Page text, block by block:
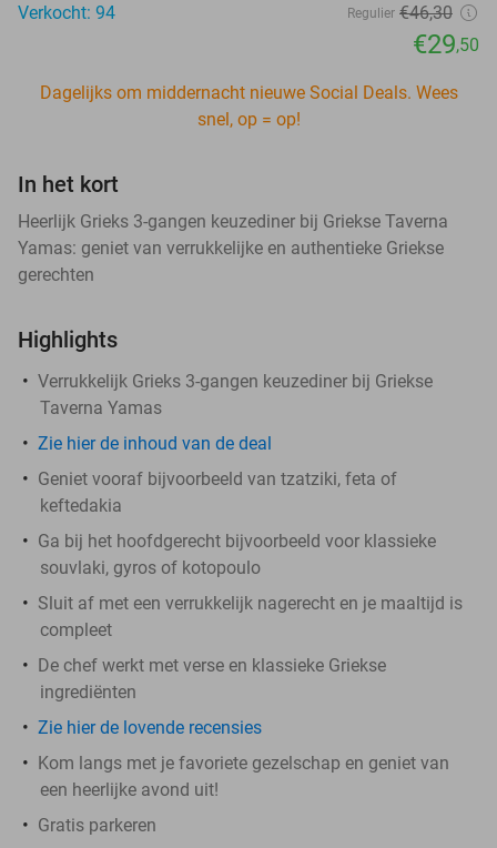
Verkocht: 94
Regulier €46,30
€29,50
Dagelijks om middernacht nieuwe Social Deals. Wees
snel, op = op!
In het kort
Heerlijk Grieks 3-gangen keuzediner bij Griekse Taverna
Yamas: geniet van verrukkelijke en authentieke Griekse
gerechten
Highlights
Verrukkelijk Grieks 3-gangen keuzediner bij Griekse
Taverna Yamas
Zie hier de inhoud van de deal
Geniet vooraf bijvoorbeeld van tzatziki, feta of
keftedakia
Ga bij het hoofdgerecht bijvoorbeeld voor klassieke
souvlaki, gyros of kotopoulo
Sluit af met een verrukkelijk nagerecht en je maaltijd is
compleet
De chef werkt met verse en klassieke Griekse
ingrediënten
Zie hier de lovende recensies
Kom langs met je favoriete gezelschap en geniet van
een heerlijke avond uit!
Gratis parkeren